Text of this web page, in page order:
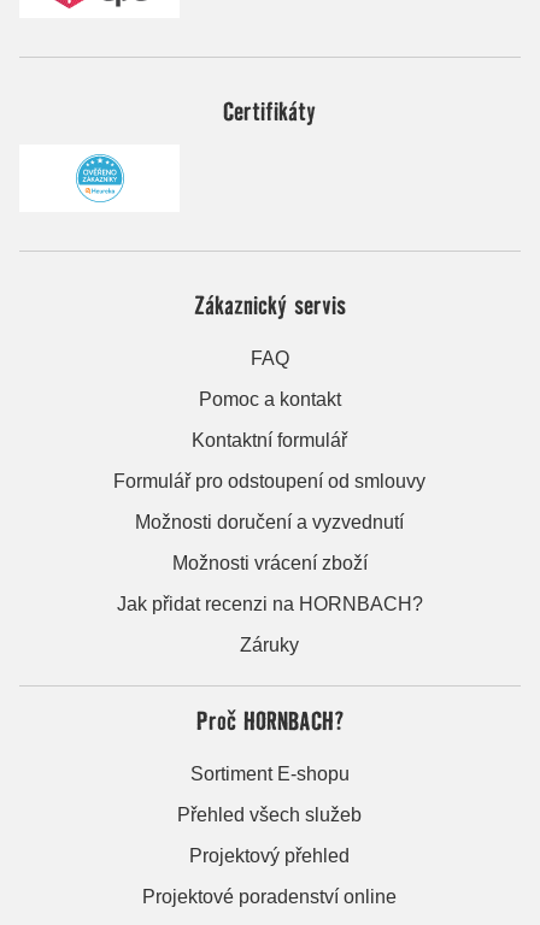
Certifikáty
Zákaznický servis
FAQ
Pomoc a kontakt
Kontaktní formulář
Formulář pro odstoupení od smlouvy
Možnosti doručení a vyzvednutí
Možnosti vrácení zboží
Jak přidat recenzi na HORNBACH?
Záruky
Proč HORNBACH?
Sortiment E-shopu
Přehled všech služeb
Projektový přehled
Projektové poradenství online